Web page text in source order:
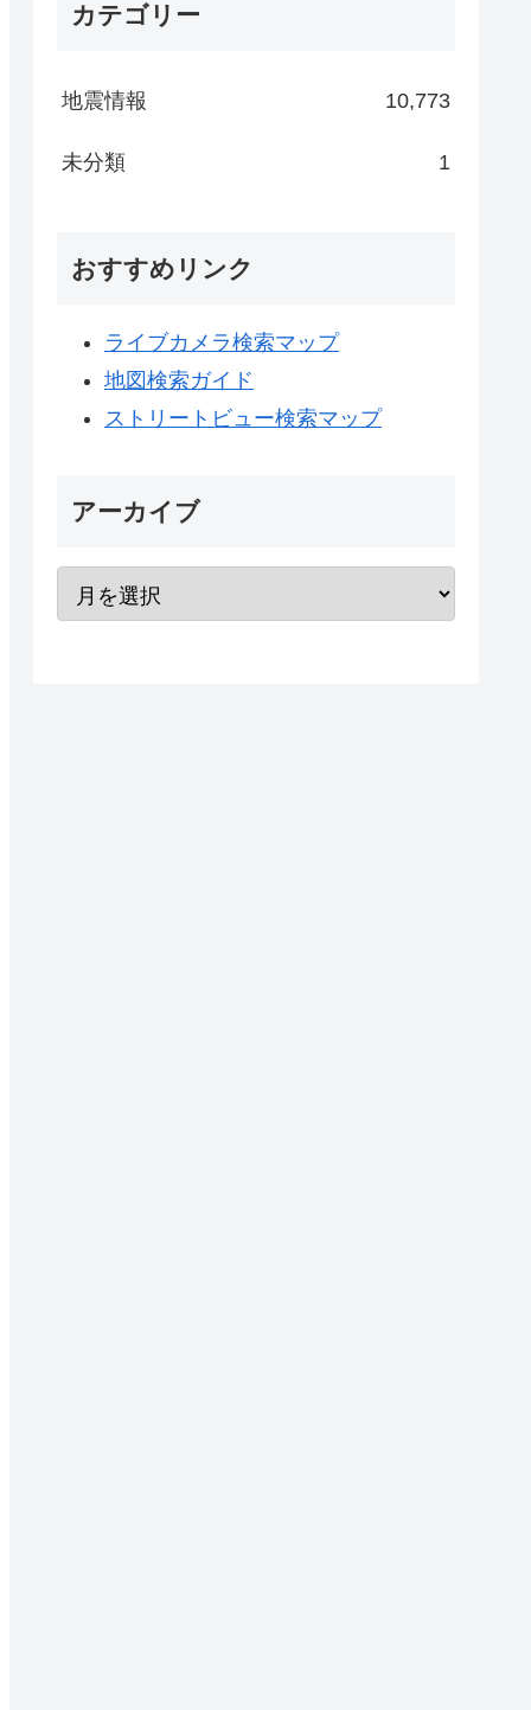
カテゴリー
地震情報 10,773
未分類 1
おすすめリンク
ライブカメラ検索マップ
地図検索ガイド
ストリートビュー検索マップ
アーカイブ